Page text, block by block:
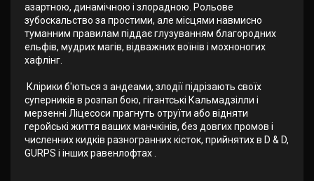
азартною, динамічною і злорадною. Рольове
зубоскальство за простими, але місцями навмисно
туманним правилам піддає глузуванням благородних
ельфів, мудрих магів, відважних воїнів і мохноногих
хафлінг.
Клірики б'ються з андеами, злодії підрізають своїх
суперників в розпал бою, гігантські Кальмадзілли і
мерзенні Ліцесоси прагнуть отруїти або відняти
геройські життя ваших манчкінів, без довгих промов і
численних кидків разногранних кісток, прийнятих в D & D,
GURPS і інших равенлофтах .